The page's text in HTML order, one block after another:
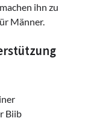
ihn zu
Männer.
Biib